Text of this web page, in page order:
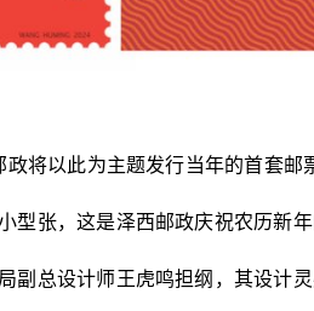
将以此为主题发行当年的首套邮
型张，这是泽西邮政庆祝农历新年
副总设计师王虎鸣担纲，其设计